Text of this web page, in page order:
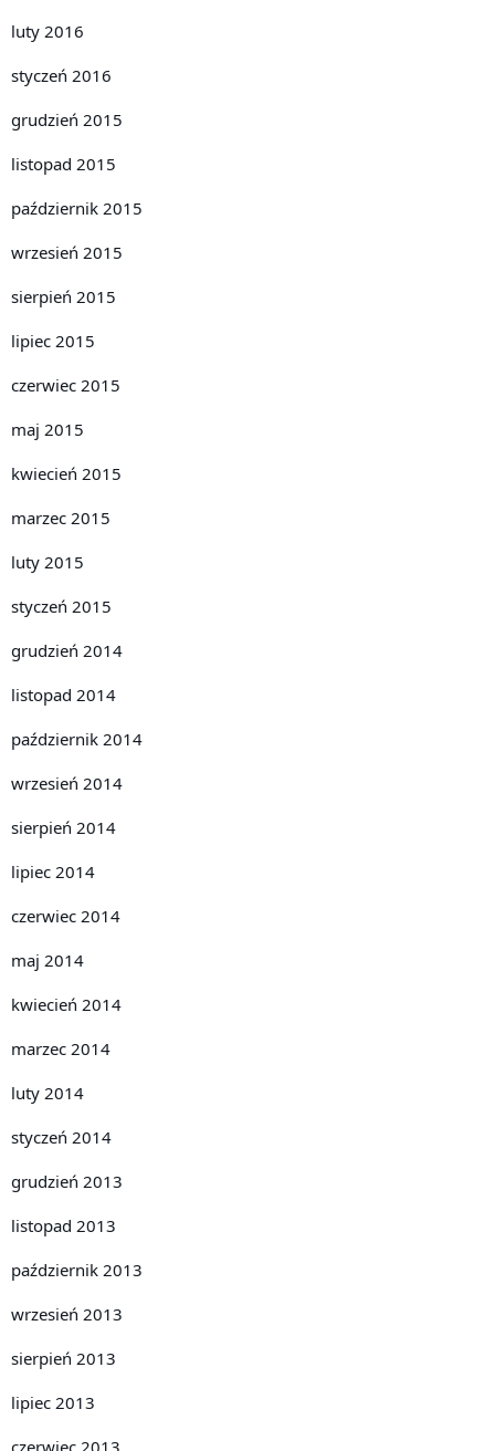
luty 2016
styczeń 2016
grudzień 2015
listopad 2015
październik 2015
wrzesień 2015
sierpień 2015
lipiec 2015
czerwiec 2015
maj 2015
kwiecień 2015
marzec 2015
luty 2015
styczeń 2015
grudzień 2014
listopad 2014
październik 2014
wrzesień 2014
sierpień 2014
lipiec 2014
czerwiec 2014
maj 2014
kwiecień 2014
marzec 2014
luty 2014
styczeń 2014
grudzień 2013
listopad 2013
październik 2013
wrzesień 2013
sierpień 2013
lipiec 2013